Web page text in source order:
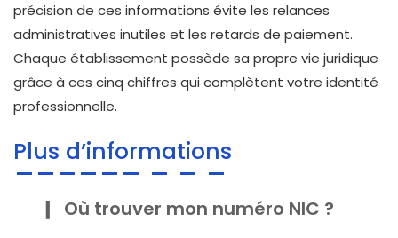
précision de ces informations évite les relances
administratives inutiles et les retards de paiement.
Chaque établissement possède sa propre vie juridique
grâce à ces cinq chiffres qui complètent votre identité
professionnelle.
Plus d’informations
Où trouver mon numéro NIC ?